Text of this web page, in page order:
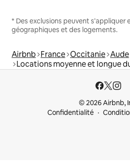
* Des exclusions peuvent s'appliquer
géographiques et des logements.
Airbnb France Occitanie Aude
Locations moyenne et longue
© 2026 Airbnb,
Confidentialité